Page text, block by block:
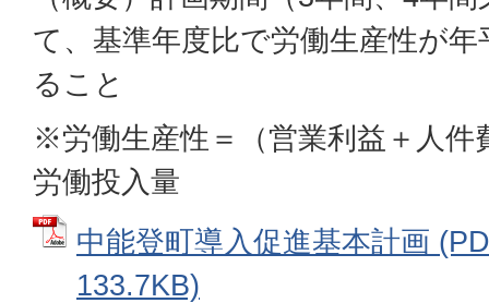
て、基準年度比で労働生産性が
ること
※労働生産性＝（営業利益＋人件
労働投入量
中能登町導入促進基本計画
133.7KB)